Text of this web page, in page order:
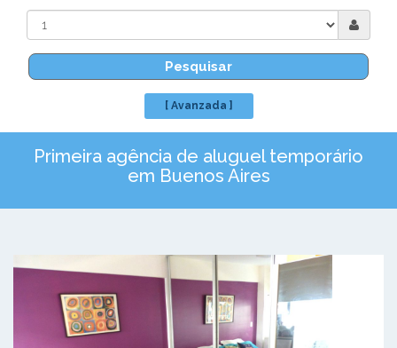
Pesquisar
[ Avanzada ]
Primeira agência de aluguel temporário
em Buenos Aires